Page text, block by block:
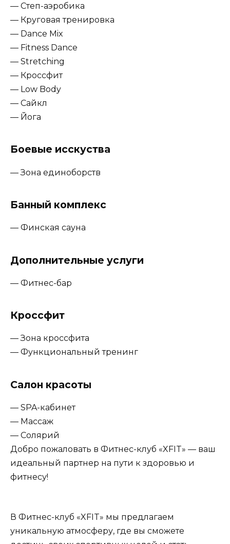
— Степ-аэробика
— Круговая тренировка
— Dance Mix
— Fitness Dance
— Stretching
— Кроссфит
— Low Body
— Сайкл
— Йога
Боевые исскуства
— Зона единоборств
Банный комплекс
— Финская сауна
Дополнительные услуги
— Фитнес-бар
Кроссфит
— Зона кроссфита
— Функциональный тренинг
Салон красоты
— SPA-кабинет
— Массаж
— Солярий
Добро пожаловать в Фитнес-клуб «XFIT» — ваш
идеальный партнер на пути к здоровью и
фитнесу!
В Фитнес-клуб «XFIT» мы предлагаем
уникальную атмосферу, где вы сможете